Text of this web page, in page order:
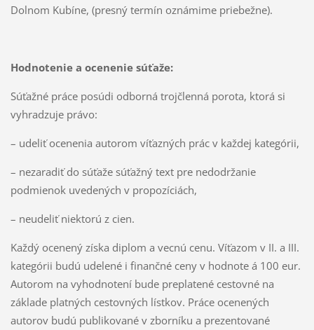
Dolnom Kubíne, (presný termín oznámime priebežne).
Hodnotenie a ocenenie súťaže:
Súťažné práce posúdi odborná trojčlenná porota, ktorá si
vyhradzuje právo:
– udeliť ocenenia autorom víťazných prác v každej kategórii,
– nezaradiť do súťaže súťažný text pre nedodržanie
podmienok uvedených v propozíciách,
– neudeliť niektorú z cien.
Každý ocenený získa diplom a vecnú cenu. Víťazom v II. a III.
kategórii budú udelené i finančné ceny v hodnote á 100 eur.
Autorom na vyhodnotení bude preplatené cestovné na
základe platných cestovných lístkov. Práce ocenených
autorov budú publikované v zborníku a prezentované